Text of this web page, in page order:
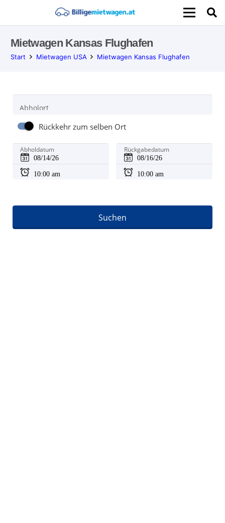
Mietwagen Kansas Flughafen
Start Mietwagen USA Mietwagen Kansas Flughafen
Abholort
Rückkehr zum selben Ort
Abholdatum Rückgabedatum
Suchen